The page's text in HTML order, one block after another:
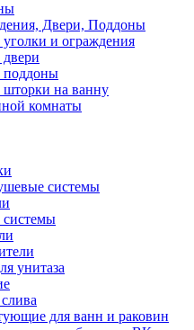
Двери, Поддоны
и ограждения
на ванну
комнаты
системы
унитаза
для ванн и раковин